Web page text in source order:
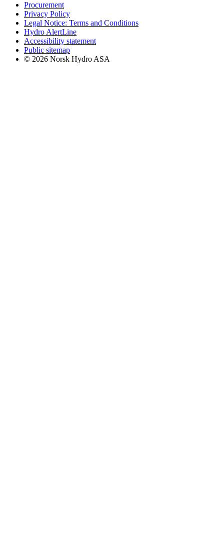
Procurement
Privacy Policy
Legal Notice: Terms and Conditions
Hydro AlertLine
Accessibility statement
Public sitemap
© 2026 Norsk Hydro ASA